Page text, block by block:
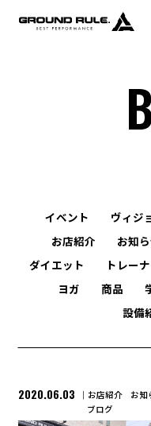
イベント ヴィジ
お店紹介
お知
ダイエット
トレー
ヨガ
商品
設備
2020.06.03 お店紹介
お知
ブログ